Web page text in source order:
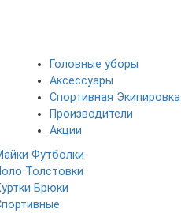
Головные уборы
Аксессуары
Спортивная Экипировка
Производители
Акции
Футболки
Толстовки
Брюки